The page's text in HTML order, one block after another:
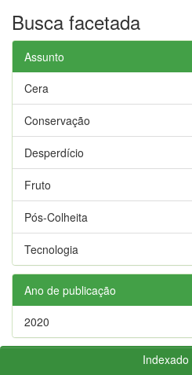
Busca facetada
Assunto
Cera
Conservação
Desperdício
Fruto
Pós-Colheita
Tecnologia
Ano de publicação
2020